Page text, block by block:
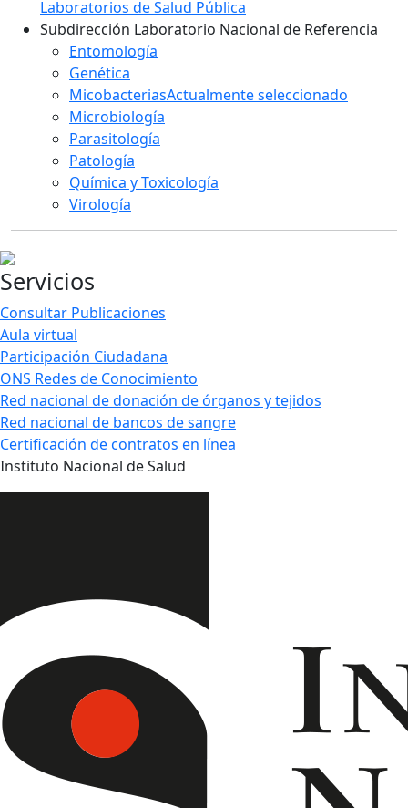
Laboratorios de Salud Pública
Subdirección Laboratorio Nacional de Referencia
Entomología
Genética
MicobacteriasActualmente seleccionado
Microbiología
Parasitología
Patología
Química y Toxicología
Virología
Servicios
Consultar Publicaciones
Aula virtual
Participación Ciudadana
ONS Redes de Conocimiento
Red nacional de donación de órganos y tejidos
Red nacional de bancos de sangre
Certificación de contratos en línea
Instituto Nacional de Salud